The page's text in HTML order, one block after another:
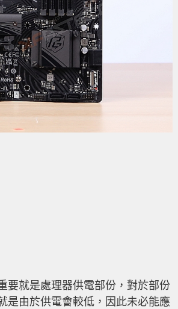
要就是處理器供電部份，對於部份
是由於供電會較低，因此未必能應